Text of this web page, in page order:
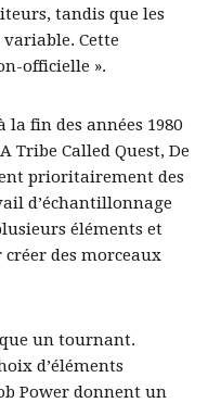
tandis que les
Cette
officielle ».
fin des années 1980
Tribe Called Quest, De
prioritairement des
d’échantillonnage
éléments et
des morceaux
un tournant.
d’éléments
Power donnent un